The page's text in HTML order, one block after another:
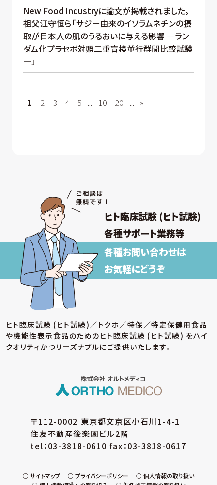
New Food Industryに論文が掲載されました。
祖父江守恒ら「サジー由来のイソラムネチンの摂
取が日本人の肌のうるおいに与える影響 —ラン
ダム化プラセボ対照二重盲検並行群間比較試験
—」
1 2 3 4 5 ... 10 20 ... »
ヒト臨床試験 (ヒト試験)
各種サポート業務等
各種お問い合わせは
お気軽にどうぞ
ヒト臨床試験 (ヒト試験)／トクホ／特保／特定保健用食品
や機能性表示食品のためのヒト臨床試験 (ヒト試験) をハイ
クオリティかつリーズナブルにご提供いたします。
〒112-0002 東京都文京区小石川1-4-1
住友不動産後楽園ビル2階
tel：03-3818-0610 fax：03-3818-0617
サイトマップ プライバシーポリシー
個人情報の取り扱い